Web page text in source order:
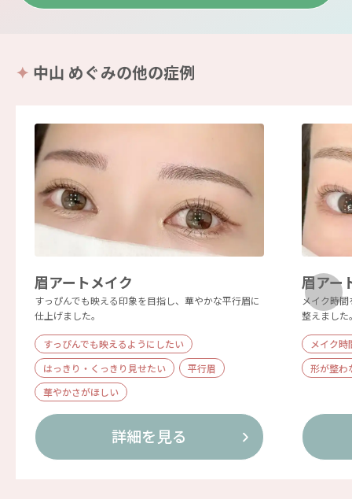
中山 めぐみの他の症例
眉アートメイク
すっぴんでも映える印象を目指し、華やかな平行眉に
仕上げました。
すっぴんでも映えるようにしたい
はっきり・くっきり見せたい
平行眉
華やかさがほしい
詳細を見る
眉アー
メイク時
整えました
メイク
形が整わ